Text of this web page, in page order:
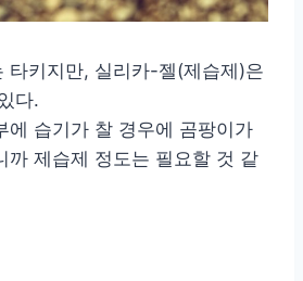
타키지만, 실리카-젤(제습제)은
다.
에 습기가 찰 경우에 곰팡이가
까 제습제 정도는 필요할 것 같